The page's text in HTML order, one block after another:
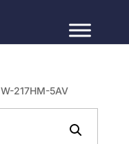
217HM-5AV